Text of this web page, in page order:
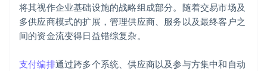
将其视作企业基础设施的战略组成部分。随着交易市场及
多供应商模式的扩展，管理供应商、服务以及最终客户之
间的资金流变得日益错综复杂。
支付编排通过跨多个系统、供应商以及参与方集中和自动